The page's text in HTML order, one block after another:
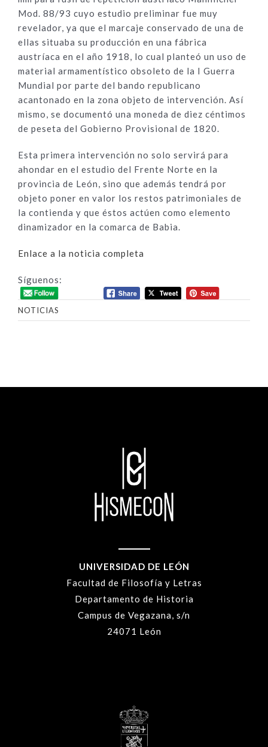
Mod. 88/93 cuyo estudio preliminar fue muy
revelador, ya que el marcaje conservado de una de
ellas situaba su producción en una fábrica
austríaca en el año 1918, lo cual planteó un uso de
material armamentístico obsoleto de la I Guerra
Mundial por parte del bando republicano
acantonado en la zona objeto de intervención. Así
mismo, se documentó una moneda de diez céntimos
de peseta del Gobierno Provisional de 1820.
Esta primera intervención no solo servirá para
ahondar en el estudio del Frente Norte en la
provincia de León, sino que además tendrá por
objeto poner en valor los restos patrimoniales de
la contienda y que éstos actúen como elemento
dinamizador en la comarca de Babia.
Enlace a la noticia completa
Síguenos:
NOTICIAS
UNIVERSIDAD DE LEÓN
Facultad de Filosofía y Letras
Departamento de Historia
Campus de Vegazana, s/n
24071 León